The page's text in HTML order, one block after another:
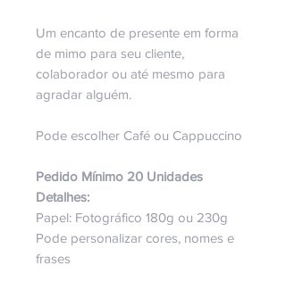
Um encanto de presente em forma
de mimo para seu cliente,
colaborador ou até mesmo para
agradar alguém.
Pode escolher Café ou Cappuccino
Pedido Mínimo 20 Unidades
Detalhes:
Papel: Fotográfico 180g ou 230g
Pode personalizar cores, nomes e
frases